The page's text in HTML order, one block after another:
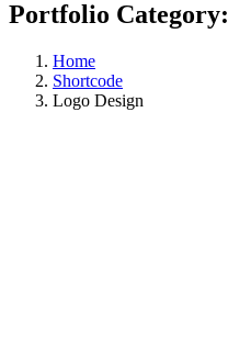
Portfolio Category:
Home
Shortcode
Logo Design